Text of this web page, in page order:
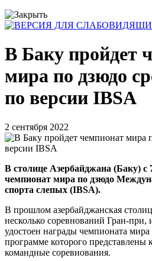
В Баку пройдет
мира по дзюдо
по версии IBSA
2 сентября 2022
В столице Азербайджана (Баку) с
чемпионат мира по дзюдо
спорта слепых (IBSA).
В прошлом азербайджанская
несколько соревнований Гран-при,
удостоен награды чемпионата
программе которого представлены
командные соревнования.